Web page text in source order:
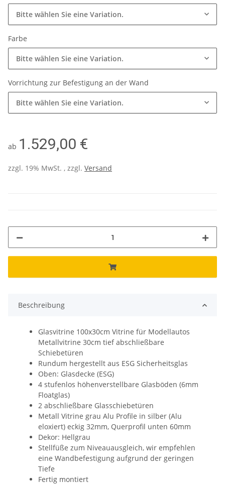
Bitte wählen Sie eine Variation.
Farbe
Bitte wählen Sie eine Variation.
Vorrichtung zur Befestigung an der Wand
Bitte wählen Sie eine Variation.
ab 1.529,00 €
zzgl. 19% MwSt. , zzgl. Versand
Beschreibung
Glasvitrine 100x30cm Vitrine für Modellautos
Metallvitrine 30cm tief abschließbare
Schiebetüren
Rundum hergestellt aus ESG Sicherheitsglas
Oben: Glasdecke (ESG)
4 stufenlos höhenverstellbare Glasböden (6mm
Floatglas)
2 abschließbare Glasschiebetüren
Metall Vitrine grau Alu Profile in silber (Alu
eloxiert) eckig 32mm, Querprofil unten 60mm
Dekor: Hellgrau
Stellfüße zum Niveauausgleich, wir empfehlen
eine Wandbefestigung aufgrund der geringen
Tiefe
Fertig montiert